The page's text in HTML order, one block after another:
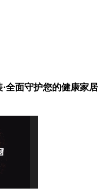
全面守护您的健康家居